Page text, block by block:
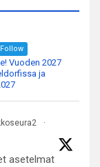
Follow
Vuoden 2027
ja
·
asetelmat